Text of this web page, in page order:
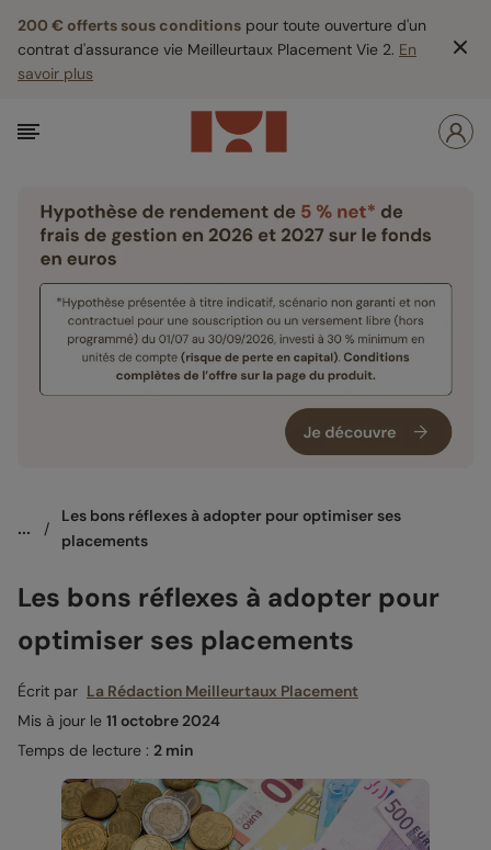
200 € offerts sous conditions pour toute ouverture d'un
contrat d'assurance vie Meilleurtaux Placement Vie 2. En
savoir plus
... /
Les bons réflexes à adopter pour optimiser ses
placements
Les bons réflexes à adopter pour
optimiser ses placements
Écrit par La Rédaction Meilleurtaux Placement
Mis à jour le 11 octobre 2024
Temps de lecture : 2 min